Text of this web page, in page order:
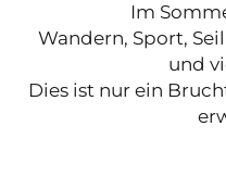
Im
Wandern, Sport,
und
Dies ist nur ein